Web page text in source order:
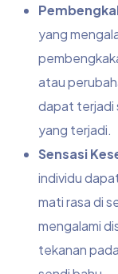
yang
atau
dapat terjadi
yang terjadi.
Sensasi
individu
mati rasa di
mengalami
tekanan